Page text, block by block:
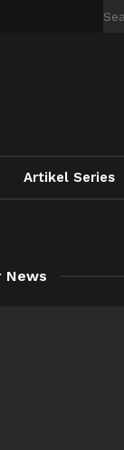
Artikel Series
News